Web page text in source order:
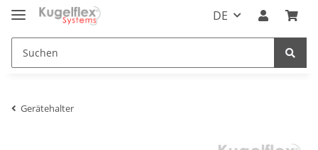
DE
Gerätehalter